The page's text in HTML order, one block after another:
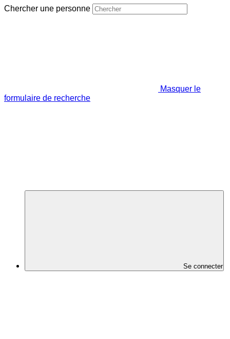
Chercher une personne
Masquer le
formulaire de recherche
Se connecter